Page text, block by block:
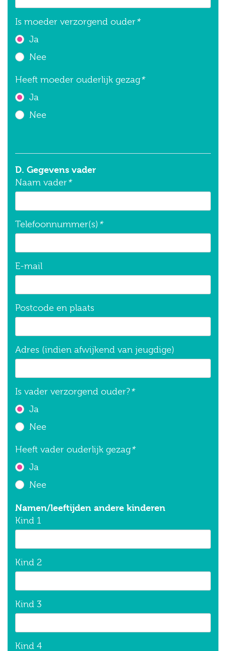
Is moeder verzorgend ouder*
Ja
Nee
Heeft moeder ouderlijk gezag*
Ja
Nee
D. Gegevens vader
Naam vader*
Telefoonnummer(s) *
E-mail
Postcode en plaats
Adres (indien afwijkend van jeugdige)
Is vader verzorgend ouder?*
Ja
Nee
Heeft vader ouderlijk gezag*
Ja
Nee
Namen/leeftijden andere kinderen
Kind 1
Kind 2
Kind 3
Kind 4